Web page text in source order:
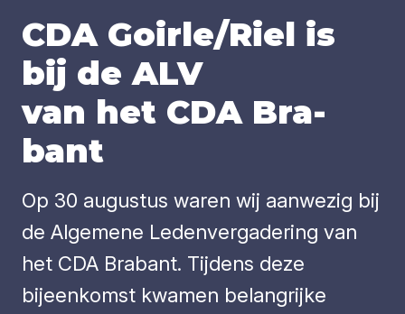
CDAGoirle/​Riel is
bij deALV
van het CDABra­
bant
Op 30 augustus waren wij aanwezig bij
de Algemene Ledenvergadering van
het CDA Brabant. Tijdens deze
bijeenkomst kwamen belangrijke